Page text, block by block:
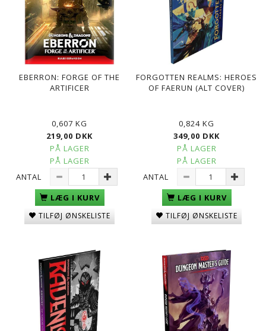
EBERRON: FORGE OF THE
ARTIFICER
0,607 KG
219,00 DKK
PÅ LAGER
PÅ LAGER
ANTAL
LÆG I KURV
TILFØJ ØNSKELISTE
FORGOTTEN REALMS: HEROES
OF FAERUN (ALT COVER)
0,824 KG
349,00 DKK
PÅ LAGER
PÅ LAGER
ANTAL
LÆG I KURV
TILFØJ ØNSKELISTE